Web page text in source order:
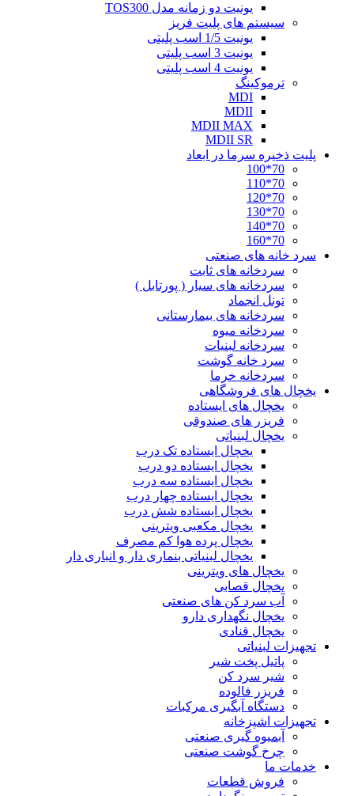
یونیت دو زمانه مدل TOS300
سیستم های پلیت فریز
یونیت 1/5 اسب پلیتی
یونیت 3 اسب پلیتی
یونیت 4 اسب پلیتی
ترموکینگ
MDI
MDII
MDII MAX
MDII SR
پلیت ذخیره سرما در ابعاد
70*100
70*110
70*120
70*130
70*140
70*160
سرد خانه های صنعتی
سردخانه های ثابت
سردخانه های سیار ( پورتابل )
تونل انجماد
سردخانه های بیمارستانی
سردخانه میوه
سردخانه لبنیات
سرد خانه گوشت
سردخانه خرما
یخچال های فروشگاهی
یخچال های ایستاده
فریزر های صندوقی
یخچال لبنیاتی
یخچال ایستاده تک درب
یخچال ایستاده دو درب
یخچال ایستاده سه درب
یخچال ایستاده چهار درب
یخچال ایستاده شش درب
یخچال مکعبی ویترینی
یخچال پرده هوا کم مصرف
یخچال لبنیاتی بنماری دار و انباری دار
یخچال های ویترینی
یخچال قصابی
آب سرد کن های صنعتی
یخچال نگهداری دارو
یخچال قنادی
تجهیزات لبنیاتی
پاتیل پخت شیر
شیر سرد کن
فریزر فالوده
دستگاه آبگیری مرکبات
تجهیزات اشپزخانه
آبمیوه گیری صنعتی
چرخ گوشت صنعتی
خدمات ما
فروش قطعات